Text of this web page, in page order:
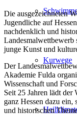
Kurwege
Die ausgezeichneten
Jugendliche auf
nachdenklich und
Landesmalwettbewerb
junge Kunst und
Der
Akademie Fulda
Wissenschaft und
Seit 25 Jahren lädt der
ganz Hessen dazu
und historischen